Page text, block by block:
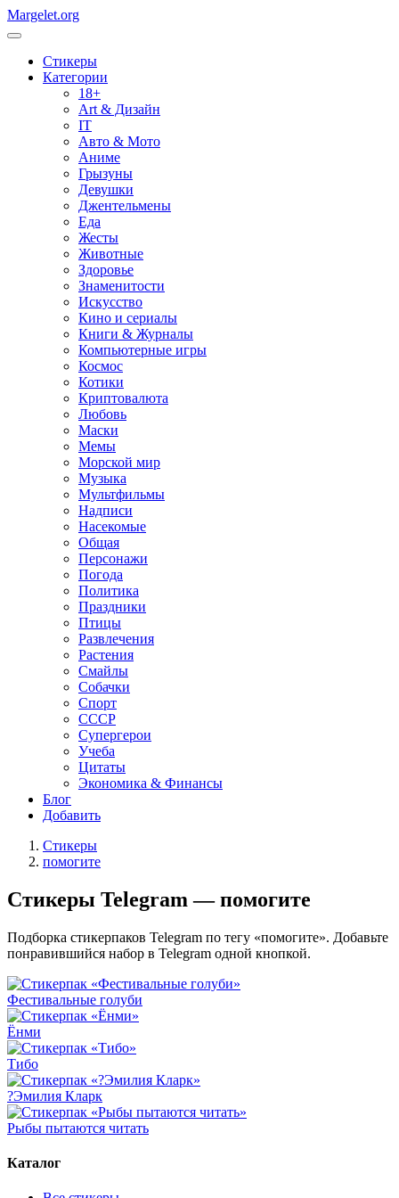
Margelet.org
Стикеры
Категории
18+
Art & Дизайн
IT
Авто & Мото
Аниме
Грызуны
Девушки
Джентельмены
Еда
Жесты
Животные
Здоровье
Знаменитости
Искусство
Кино и сериалы
Книги & Журналы
Компьютерные игры
Космос
Котики
Криптовалюта
Любовь
Маски
Мемы
Морской мир
Музыка
Мультфильмы
Надписи
Насекомые
Общая
Персонажи
Погода
Политика
Праздники
Птицы
Развлечения
Растения
Смайлы
Собачки
Спорт
СССР
Супергерои
Учеба
Цитаты
Экономика & Финансы
Блог
Добавить
Стикеры
помогите
Стикеры Telegram — помогите
Подборка стикерпаков Telegram по тегу «помогите». Добавьте
понравившийся набор в Telegram одной кнопкой.
Фестивальные голуби
Ёнми
Тибо
?Эмилия Кларк
Рыбы пытаются читать
Каталог